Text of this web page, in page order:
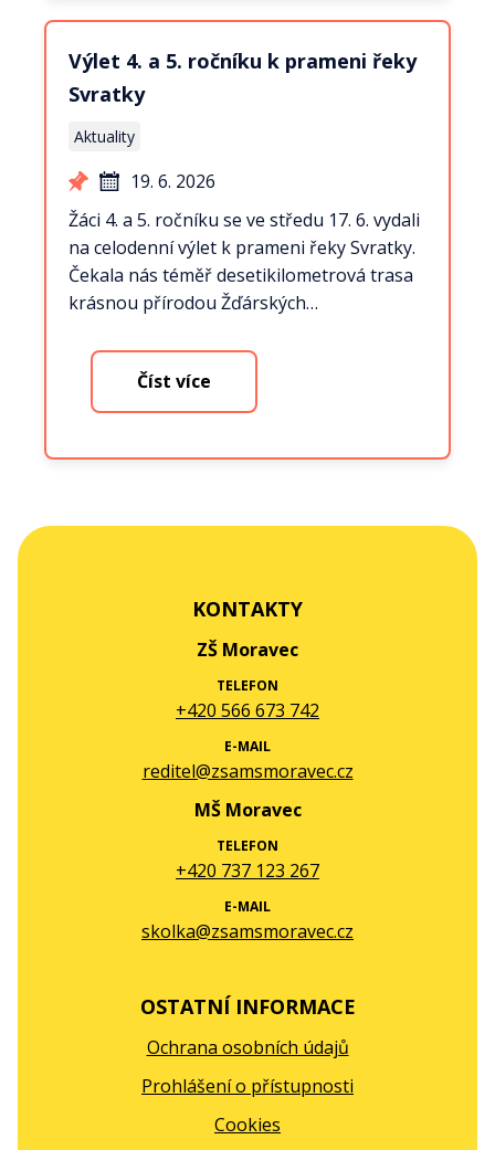
Výlet 4. a 5. ročníku k prameni řeky
Svratky
Aktuality
19. 6. 2026
Žáci 4. a 5. ročníku se ve středu 17. 6. vydali
na celodenní výlet k prameni řeky Svratky.
Čekala nás téměř desetikilometrová trasa
krásnou přírodou Žďárských…
Číst více
KONTAKTY
ZŠ Moravec
TELEFON
+420 566 673 742
E-MAIL
reditel@zsamsmoravec.cz
MŠ Moravec
TELEFON
+420 737 123 267
E-MAIL
skolka@zsamsmoravec.cz
OSTATNÍ INFORMACE
Ochrana osobních údajů
Prohlášení o přístupnosti
Cookies